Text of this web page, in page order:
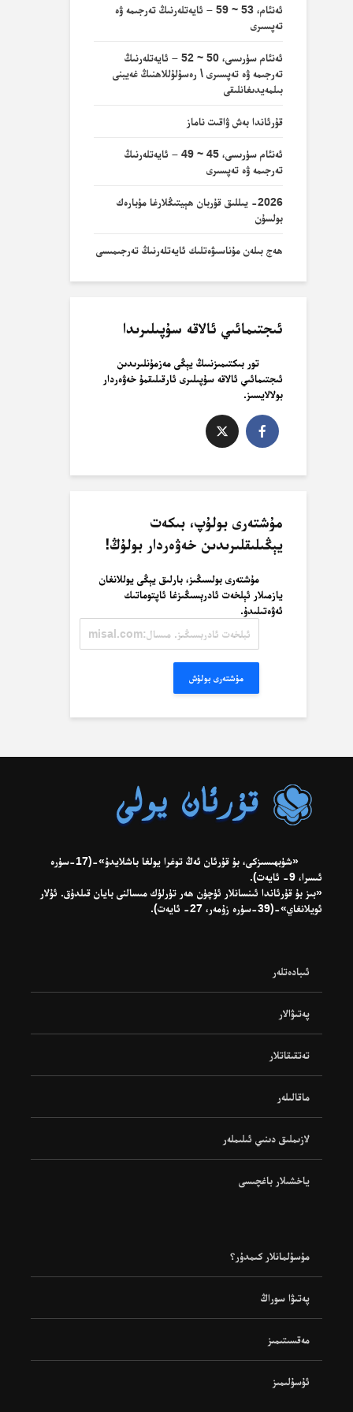
ئەنئام، 53 ~ 59 – ئايەتلەرنىڭ تەرجىمە ۋە
تەپسىرى
ئەنئام سۈرىسى، 50 ~ 52 – ئايەتلەرنىڭ
تەرجىمە ۋە تەپسىرى \ رەسۇلۇللاھنىڭ غەيبنى
بىلمەيدىغانلىقى
قۇرئاندا بەش ۋاقىت ناماز
ئەنئام سۈرىسى، 45 ~ 49 – ئايەتلەرنىڭ
تەرجىمە ۋە تەپسىرى
2026- يىللىق قۇربان ھېيتىڭلارغا مۇبارەك
بولسۇن
ھەج بىلەن مۇناسىۋەتلىك ئايەتلەرنىڭ تەرجىمىسى
ئىجتىمائىي ئالاقە سۇپىلىرىدا
تور بىكتىمىزنىىڭ يېڭى مەزمۇنلىرىدىن
ئىجتىمائىي ئالاقە سۇپىلىرى ئارقىلىقمۇ خەۋەردار
بولالايسىز.
مۇشتەرى بولۇپ، بىكەت
يېڭىلىقلىرىدىن خەۋەردار بولۇڭ!
مۇشتەرى بولسىڭىز، بارلىق يېڭى يوللانغان
يازمىلار ئېلخەت ئادرېسىڭىزغا ئاپتوماتىك
ئەۋەتىلىدۇ.
ئادرېسىڭىز.
مۇشتەرى بولۇش
«شۈبھىسىزكى، بۇ قۇرئان ئەڭ توغرا يولغا باشلايدۇ»-(17-سۈرە
ئىسرا، 9- ئايەت).
«بىز بۇ قۇرئاندا ئىنسانلار ئۈچۈن ھەر تۈرلۈك مىسالنى بايان قىلدۇق. ئۇلار
ئويلانغاي»-(39-سۈرە زۇمەر، 27- ئايەت).
ئىبادەتلەر
پەتىۋالار
تەتقىقاتلار
ماقالىلەر
لازىملىق دىنىي ئىلىملەر
ياخشىلار باغچىسى
مۇسۇلمانلار كىمدۇر؟
پەتىۋا سوراڭ
مەقسىتىمىز
ئۇسۇلىمىز